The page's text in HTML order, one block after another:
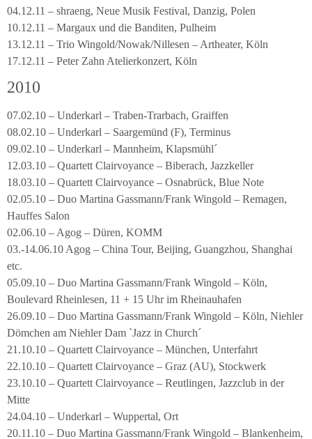
04.12.11 – shraeng, Neue Musik Festival, Danzig, Polen
10.12.11 – Margaux und die Banditen, Pulheim
13.12.11 – Trio Wingold/Nowak/Nillesen – Artheater, Köln
17.12.11 – Peter Zahn Atelierkonzert, Köln
2010
07.02.10 – Underkarl – Traben-Trarbach, Graiffen
08.02.10 – Underkarl – Saargemünd (F), Terminus
09.02.10 – Underkarl – Mannheim, Klapsmühl´
12.03.10 – Quartett Clairvoyance – Biberach, Jazzkeller
18.03.10 – Quartett Clairvoyance – Osnabrück, Blue Note
02.05.10 – Duo Martina Gassmann/Frank Wingold – Remagen,
Hauffes Salon
02.06.10 – Agog – Düren, KOMM
03.-14.06.10 Agog – China Tour, Beijing, Guangzhou, Shanghai
etc.
05.09.10 – Duo Martina Gassmann/Frank Wingold – Köln,
Boulevard Rheinlesen, 11 + 15 Uhr im Rheinauhafen
26.09.10 – Duo Martina Gassmann/Frank Wingold – Köln, Niehler
Dömchen am Niehler Dam `Jazz in Church´
21.10.10 – Quartett Clairvoyance – München, Unterfahrt
22.10.10 – Quartett Clairvoyance – Graz (AU), Stockwerk
23.10.10 – Quartett Clairvoyance – Reutlingen, Jazzclub in der
Mitte
24.04.10 – Underkarl – Wuppertal, Ort
20.11.10 – Duo Martina Gassmann/Frank Wingold – Blankenheim,